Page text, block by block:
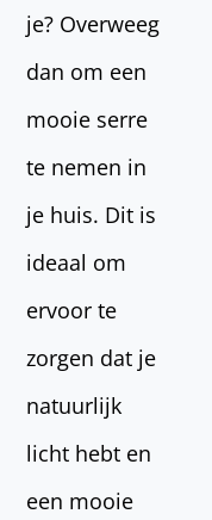
je? Overweeg
dan om een
mooie serre
te nemen in
je huis. Dit is
ideaal om
ervoor te
zorgen dat je
natuurlijk
licht hebt en
een mooie